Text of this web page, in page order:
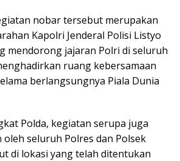
nobar tersebut merupakan
Kapolri Jenderal Polisi Listyo
mendorong jajaran Polri di seluruh
ruang kebersamaan
berlangsungnya Piala Dunia
Polda, kegiatan serupa juga
oleh seluruh Polres dan Polsek
di lokasi yang telah ditentukan